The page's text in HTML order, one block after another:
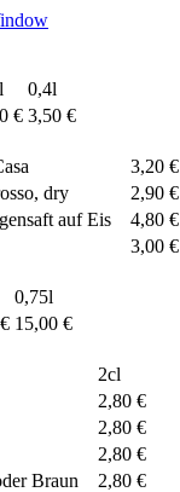
0,4l
€ 3,50 €
3,20 €
dry
2,90 €
auf Eis
4,80 €
3,00 €
0,75l
15,00 €
2cl
2,80 €
2,80 €
2,80 €
Braun
2,80 €